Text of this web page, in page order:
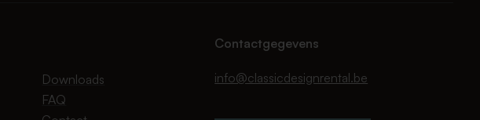
Downloads
FAQ
Contactgegevens
info@classicdesignrental.be